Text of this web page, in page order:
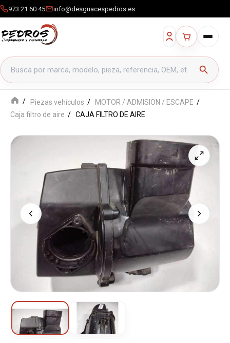
973 21 60 45 info@desguacespedros.es
Buscar productos
search
Piezas vehículos
MOTOR / ADMISION / ESCAPE
Caja filtro de aire
CAJA FILTRO DE AIRE